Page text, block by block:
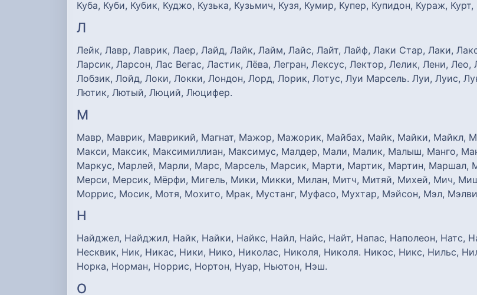
Куба, Куби, Кубик, Куджо, Кузька, Кузьмич, Кузя, Кумир, Купер, Купидон, Кураж,
Л
Лeйк, Лавр, Лаврик, Лаер, Лайд, Лайк, Лайм, Лайс, Лайт, Лайф, Лаки Стар, Лаки,
Ларсик, Ларсон, Лас Вегас, Ластик, Лёва, Легран, Лексус, Лектор, Лелик, Лени,
Лобзик, Лойд, Локи, Локки, Лондон, Лорд, Лорик, Лотус, Луи Марсель. Луи, Луис,
Лютик, Лютый, Люций, Люцифер.
М
Мавр, Маврик, Маврикий, Магнат, Мажор, Мажорик, Майбах, Майк, Майки, Майкл,
Макси, Максик, Максимиллиан, Максимус, Малдер, Мали, Малик, Малыш, Манго,
Маркус, Марлей, Марли, Марс, Марсель, Марсик, Марти, Мартик, Мартин,
Мерси, Мерсик, Мёрфи, Мигель, Мики, Микки, Милан, Митч, Митяй, Михей, Мич,
Моррис, Мосик, Мотя, Мохито, Мрак, Мустанг, Муфасо, Мухтар, Мэйсон, Мэл,
Н
Найджел, Найджил, Найк, Найки, Найкс, Найл, Найс, Найт, Напас, Наполеон, Натс,
Несквик, Ник, Никас, Ники, Нико, Николас, Николя, Николя. Никос, Никс, Нильс,
Норка, Норман, Норрис, Нортон, Нуар, Ньютон, Нэш.
О